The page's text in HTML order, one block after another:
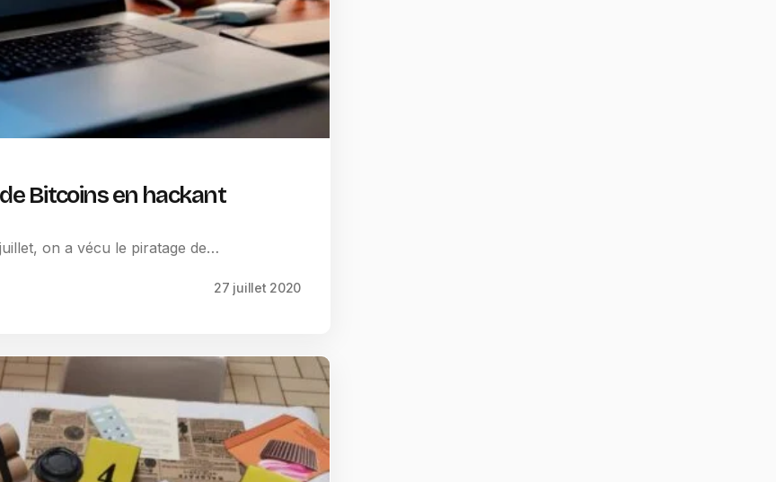
Bitcoins en hackant
on a vécu le piratage de…
27 juillet 2020